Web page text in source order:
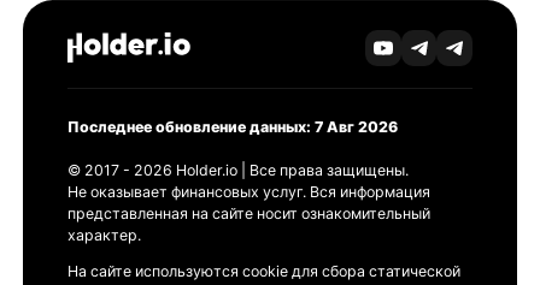
Последнее обновление данных: 7 Авг 2026
© 2017 - 2026 Holder.io | Все права защищены.
Не оказывает финансовых услуг. Вся информация
представленная на сайте носит ознакомительный
характер.
На сайте используются cookie для сбора статической